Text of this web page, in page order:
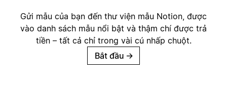
Gửi mẫu của bạn đến thư viện mẫu Notion, được
vào danh sách mẫu nổi bật và thậm chí được trả
tiền – tất cả chỉ trong vài cú nhấp chuột.
Bắt đầu →